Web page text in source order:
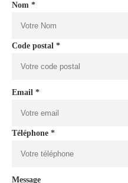
Nom *
Code postal *
Email *
Téléphone *
Message